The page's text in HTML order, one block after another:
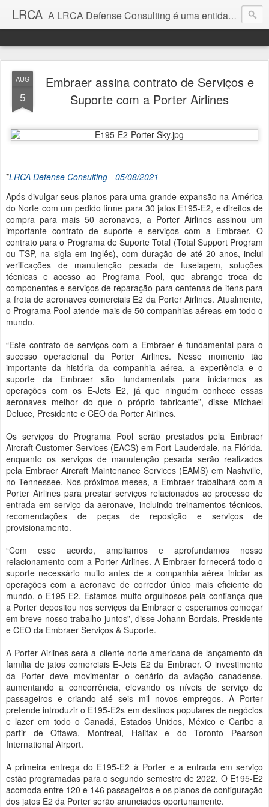
LRCA A LRCA Defense Consulting é uma entidade sem fins lucrativos que se dedica a produzir e divulgar notícias e análises sobre as Empresas de Defesa. Não somos jornalistas e nem este é um blog jornalístico.
AUG
5
Embraer assina contrato de Serviços e
Suporte com a Porter Airlines
*LRCA Defense Consulting - 05/08/2021
Após divulgar seus planos para uma grande expansão na América
do Norte com um pedido firme para 30 jatos E195-E2, e direitos de
compra para mais 50 aeronaves, a Porter Airlines assinou um
importante contrato de suporte e serviços com a Embraer. O
contrato para o Programa de Suporte Total (Total Support Program
ou TSP, na sigla em inglês), com duração de até 20 anos, inclui
verificações de manutenção pesada de fuselagem, soluções
técnicas e acesso ao Programa Pool, que abrange troca de
componentes e serviços de reparação para centenas de itens ​​para
a frota de aeronaves comerciais E2 da Porter Airlines. Atualmente,
o Programa Pool atende mais de 50 companhias aéreas em todo o
mundo.
“Este contrato de serviços com a Embraer é fundamental para o
sucesso operacional da Porter Airlines. Nesse momento tão
importante da história da companhia aérea, a experiência e o
suporte da Embraer são fundamentais para iniciarmos as
operações com os E-Jets E2, já que ninguém conhece essas
aeronaves melhor do que o próprio fabricante”, disse Michael
Deluce, Presidente e CEO da Porter Airlines.
Os serviços do Programa Pool serão prestados pela Embraer
Aircraft Customer Services (EACS) em Fort Lauderdale, na Flórida,
enquanto os serviços de manutenção pesada serão realizados
pela Embraer Aircraft Maintenance Services (EAMS) em Nashville,
no Tennessee. Nos próximos meses, a Embraer trabalhará com a
Porter Airlines para prestar serviços relacionados ao processo de
entrada em serviço da aeronave, incluindo treinamentos técnicos,
recomendações de peças de reposição e serviços de
provisionamento.
“Com esse acordo, ampliamos e aprofundamos nosso
relacionamento com a Porter Airlines. A Embraer fornecerá todo o
suporte necessário muito antes de a companhia aérea iniciar as
operações com a aeronave de corredor único mais eficiente do
mundo, o E195-E2. Estamos muito orgulhosos pela confiança que
a Porter depositou nos serviços da Embraer e esperamos começar
em breve nosso trabalho juntos”, disse Johann Bordais, Presidente
e CEO da Embraer Serviços & Suporte.
A Porter Airlines será a cliente norte-americana de lançamento da
família de jatos comerciais E-Jets E2 da Embraer. O investimento
da Porter deve movimentar o cenário da aviação canadense,
aumentando a concorrência, elevando os níveis de serviço de
passageiros e criando até seis mil novos empregos. A Porter
pretende introduzir o E195-E2s em destinos populares de negócios
e lazer em todo o Canadá, Estados Unidos, México e Caribe a
partir de Ottawa, Montreal, Halifax e do Toronto Pearson
International Airport.
A primeira entrega do E195-E2 à Porter e a entrada em serviço
estão programadas para o segundo semestre de 2022. O E195-E2
acomoda entre 120 e 146 passageiros e os planos de configuração
dos jatos E2 da Porter serão anunciados oportunamente.